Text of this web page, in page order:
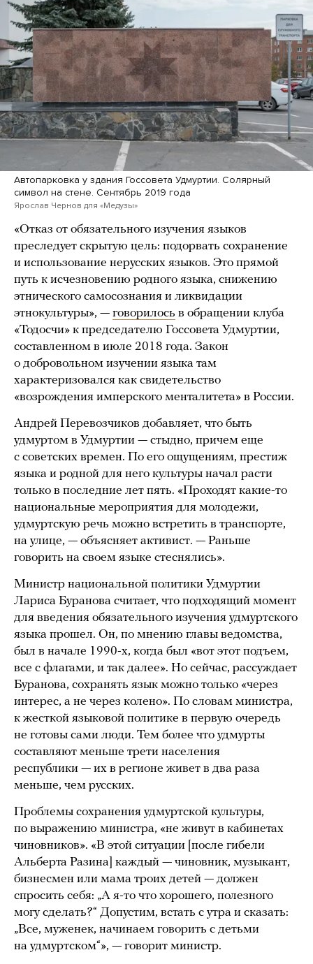
Автопарковка у здания Госсовета Удмуртии. Солярный
символ на стене. Сентябрь 2019 года
Ярослав Чернов для «Медузы»
«Отказ от обязательного изучения языков
преследует скрытую цель: подорвать сохранение
и использование нерусских языков. Это прямой
путь к исчезновению родного языка, снижению
этнического самосознания и ликвидации
этнокультуры», — говорилось в обращении клуба
«Тодосчи» к председателю Госсовета Удмуртии,
составленном в июле 2018 года. Закон
о добровольном изучении языка там
характеризовался как свидетельство
«возрождения имперского менталитета» в России.
Андрей Перевозчиков добавляет, что быть
удмуртом в Удмуртии — стыдно, причем еще
с советских времен. По его ощущениям, престиж
языка и родной для него культуры начал расти
только в последние лет пять. «Проходят какие-то
национальные мероприятия для молодежи,
удмуртскую речь можно встретить в транспорте,
на улице, — объясняет активист. — Раньше
говорить на своем языке стеснялись».
Министр национальной политики Удмуртии
Лариса Буранова считает, что подходящий момент
для введения обязательного изучения удмуртского
языка прошел. Он, по мнению главы ведомства,
был в начале 1990-х, когда был «вот этот подъем,
все с флагами, и так далее». Но сейчас, рассуждает
Буранова, сохранять язык можно только «через
интерес, а не через колено». По словам министра,
к жесткой языковой политике в первую очередь
не готовы сами люди. Тем более что удмурты
составляют меньше трети населения
республики — их в регионе живет в два раза
меньше, чем русских.
Проблемы сохранения удмуртской культуры,
по выражению министра, «не живут в кабинетах
чиновников». «В этой ситуации [после гибели
Альберта Разина] каждый — чиновник, музыкант,
бизнесмен или мама троих детей — должен
спросить себя: „А я-то что хорошего, полезного
могу сделать?“ Допустим, встать с утра и сказать:
„Все, муженек, начинаем говорить с детьми
на удмуртском“», — говорит министр.